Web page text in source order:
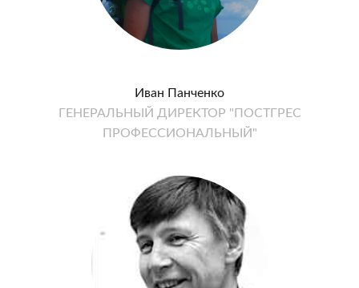
Иван Панченко
ГЕНЕРАЛЬНЫЙ ДИРЕКТОР "ПОСТГРЕС
ПРОФЕССИОНАЛЬНЫЙ"